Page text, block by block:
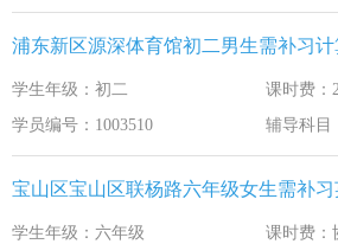
浦东新区源深体育馆初二男生需补习计
学生年级：初二
课时费：
学员编号：1003510
辅导科目
宝山区宝山区联杨路六年级女生需补
学生年级：六年级
课时费：